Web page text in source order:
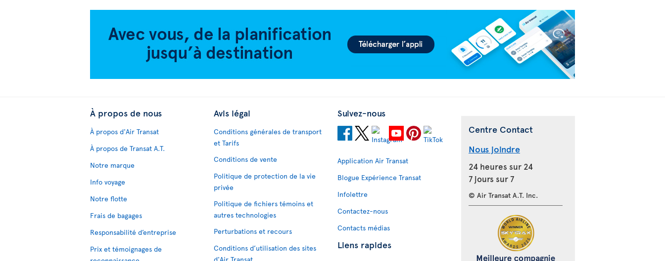
À propos de nous
À propos d'Air Transat
À propos de Transat A.T.
Notre marque
Info voyage
Notre flotte
Frais de bagages
Responsabilité d’entreprise
Prix et témoignages de
Avis légal
Conditions générales de transport
et Tarifs
Conditions de vente
Politique de protection de la vie
privée
Politique de fichiers témoins et
autres technologies
Perturbations et recours
Conditions d’utilisation des sites
d'Air Transat
Suivez-nous
Application Air Transat
Blogue Expérience Transat
Infolettre
Contactez-nous
Contacts médias
Liens rapides
Centre Contact
Nous joindre
24 heures sur 24
7 jours sur 7
© Air Transat A.T. Inc.